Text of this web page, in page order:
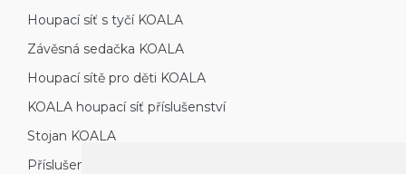
Houpací síť s tyčí KOALA
Závěsná sedačka KOALA
Houpací sítě pro děti KOALA
KOALA houpací síť příslušenství
Stojan KOALA
Příslušenství KOALA